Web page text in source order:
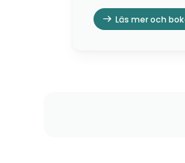
Läs mer och